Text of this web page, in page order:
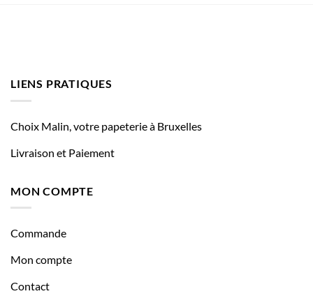
LIENS PRATIQUES
Choix Malin, votre papeterie à Bruxelles
Livraison et Paiement
MON COMPTE
Commande
Mon compte
Contact